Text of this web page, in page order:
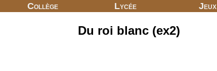
Collège Lycée Jeux
Du roi blanc (ex2)